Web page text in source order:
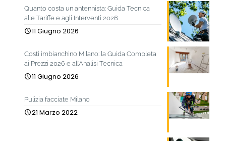
Quanto costa un antennista: Guida Tecnica
alle Tariffe e agli Interventi 2026
11 Giugno 2026
Costi imbianchino Milano: la Guida Completa
ai Prezzi 2026 e all’Analisi Tecnica
11 Giugno 2026
Pulizia facciate Milano
21 Marzo 2022